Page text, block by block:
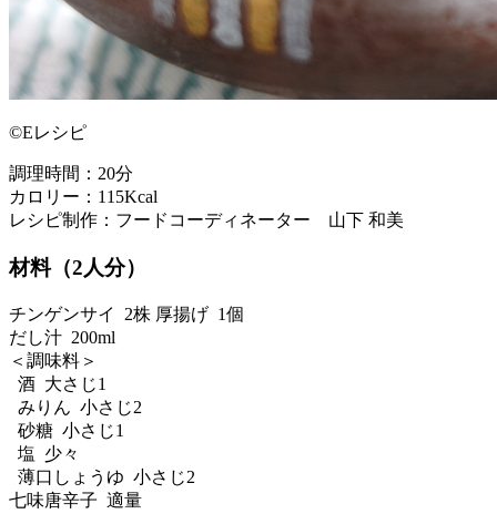
©Eレシピ
調理時間：20分
カロリー：115Kcal
レシピ制作：フードコーディネーター 山下 和美
材料（2人分）
チンゲンサイ 2株 厚揚げ 1個
だし汁 200ml
＜調味料＞
酒 大さじ1
みりん 小さじ2
砂糖 小さじ1
塩 少々
薄口しょうゆ 小さじ2
七味唐辛子 適量